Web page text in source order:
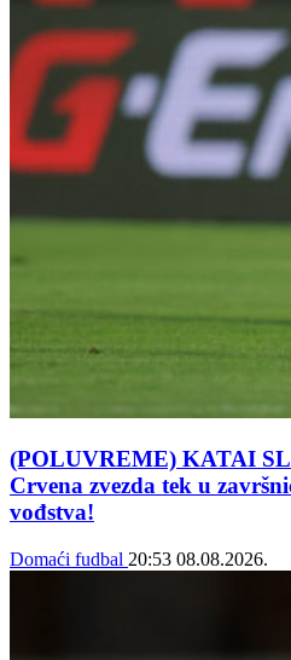
(POLUVREME) KATAI
Crvena zvezda tek u
vođstva!
Domaći fudbal 20:53 08.08.2026.